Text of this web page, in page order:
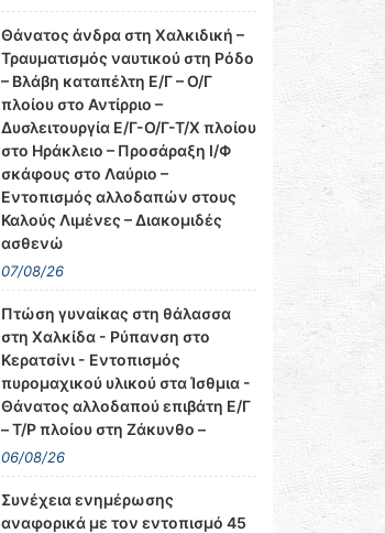
Θάνατος άνδρα στη Χαλκιδική –
Τραυματισμός ναυτικού στη Ρόδο
– Βλάβη καταπέλτη Ε/Γ – Ο/Γ
πλοίου στο Αντίρριο –
Δυσλειτουργία Ε/Γ-Ο/Γ-Τ/Χ πλοίου
στο Ηράκλειο – Προσάραξη Ι/Φ
σκάφους στο Λαύριο –
Εντοπισμός αλλοδαπών στους
Καλούς Λιμένες – Διακομιδές
ασθενώ
07/08/26
Πτώση γυναίκας στη θάλασσα
στη Χαλκίδα - Ρύπανση στο
Κερατσίνι - Εντοπισμός
πυρομαχικού υλικού στα Ίσθμια -
Θάνατος αλλοδαπού επιβάτη Ε/Γ
– Τ/Ρ πλοίου στη Ζάκυνθο –
06/08/26
Συνέχεια ενημέρωσης
αναφορικά με τον εντοπισμό 45